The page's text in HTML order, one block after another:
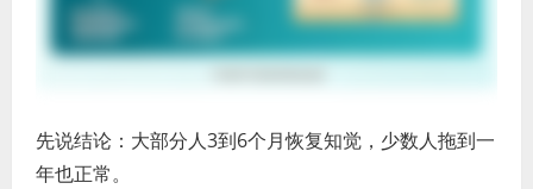
先说结论：大部分人3到6个月恢复知觉，少数人拖到一
年也正常。